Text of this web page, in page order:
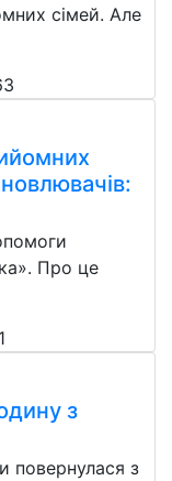
сімей. Але
Про це
з
повернулася з